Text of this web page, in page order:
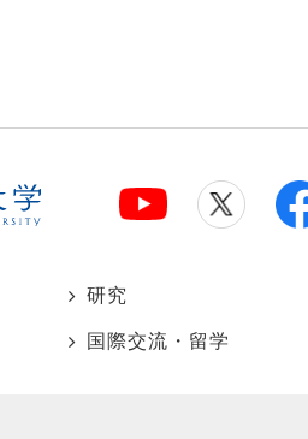
研究
国際交流・留学